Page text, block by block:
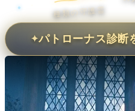
種類の守護霊
✦パトローナス診断